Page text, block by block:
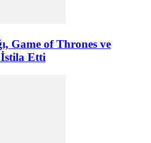
Game of Thrones ve
Etti